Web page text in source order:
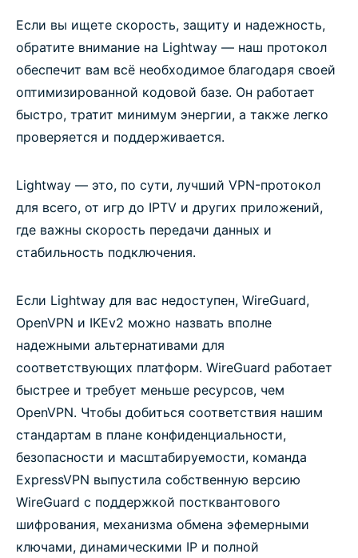
Если вы ищете скорость, защиту и надежность,
обратите внимание на Lightway — наш протокол
обеспечит вам всё необходимое благодаря своей
оптимизированной кодовой базе. Он работает
быстро, тратит минимум энергии, а также легко
проверяется и поддерживается.
Lightway — это, по сути, лучший VPN-протокол
для всего, от игр до IPTV и других приложений,
где важны скорость передачи данных и
стабильность подключения.
Если Lightway для вас недоступен, WireGuard,
OpenVPN и IKEv2 можно назвать вполне
надежными альтернативами для
соответствующих платформ. WireGuard работает
быстрее и требует меньше ресурсов, чем
OpenVPN. Чтобы добиться соответствия нашим
стандартам в плане конфиденциальности,
безопасности и масштабируемости, команда
ExpressVPN выпустила собственную версию
WireGuard с поддержкой постквантового
шифрования, механизма обмена эфемерными
ключами, динамическими IP и полной